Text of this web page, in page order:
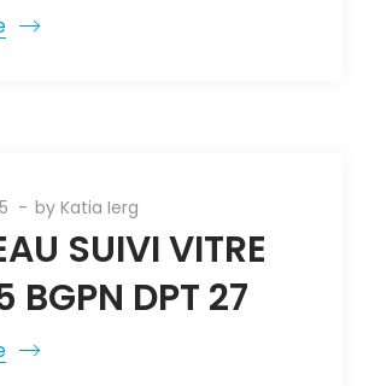
byKatia Ierg
SUIVI VITRE
DPT 27